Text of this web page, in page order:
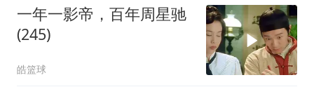
一年一影帝，百年周星驰
(245)
皓篮球